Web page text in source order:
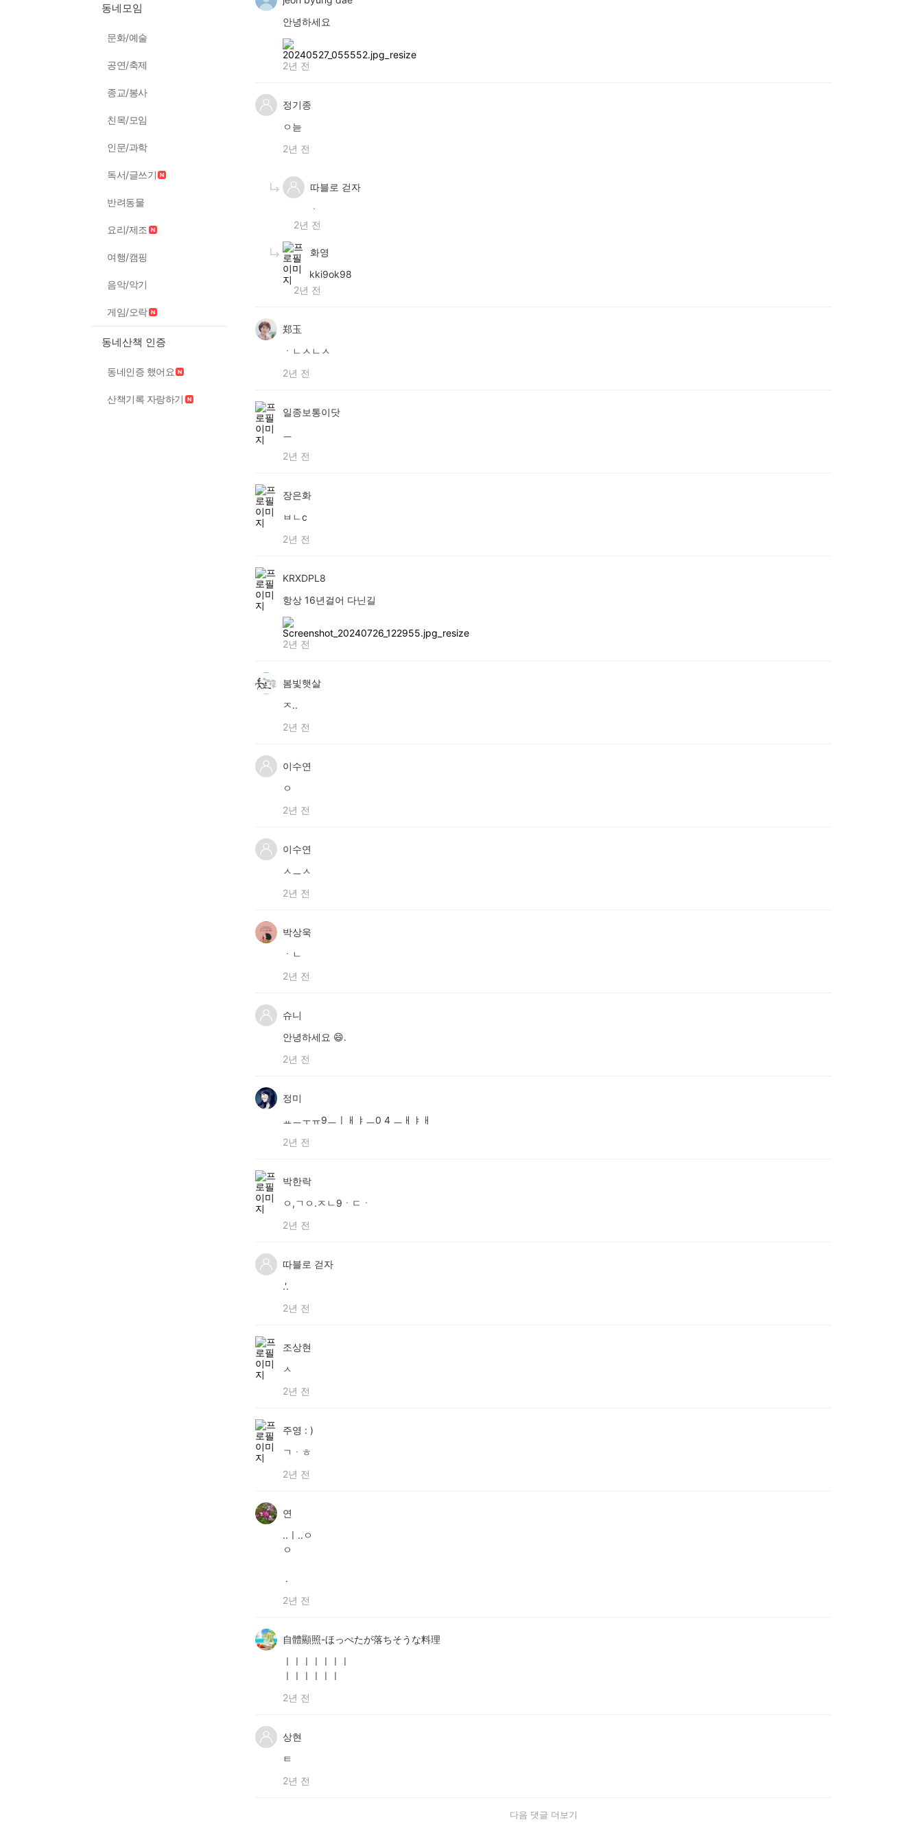
동네모임
문화/예술
공연/축제
종교/봉사
친목/모임
인문/과학
독서/글쓰기
반려동물
요리/제조
여행/캠핑
음악/악기
게임/오락
동네산책 인증
동네인증 했어요
산책기록 자랑하기
안녕하세요
2년 전
정기종
ㅇ늗
2년 전
따블로 걷자
ㆍ
2년 전
화영
kki9ok98
2년 전
郑玉
ㆍㄴㅅㄴㅅ
2년 전
일종보통이닷
ㅡ
2년 전
장은화
ㅂㄴc
2년 전
KRXDPL8
항상 16년걸어 다닌길
2년 전
봄빛햇살
ㅈ..
2년 전
이수연
ㅇ
2년 전
이수연
ㅅㅡㅅ
2년 전
박상욱
ㆍㄴ
2년 전
슈니
안녕하세요 😄.
2년 전
정미
ㅛㅡㅜㅠ9ㅡㅣㅐㅑㅡ0 4 ㅡㅐㅑㅐ
2년 전
박한락
ㅇ,ㄱㅇ.ㅈㄴ9ㆍㄷㆍ
2년 전
따블로 걷자
.'.
2년 전
조상현
ㅅ
2년 전
주영 : )
ㄱㆍㅎ
2년 전
연
..ㅣ..ㅇ
ㅇ
.
2년 전
自體顯照-ほっぺたが落ちそうな料理
ㅣㅣㅣㅣㅣㅣㅣ
ㅣㅣㅣㅣㅣㅣ
2년 전
상현
ㅌ
2년 전
다음 댓글 더보기